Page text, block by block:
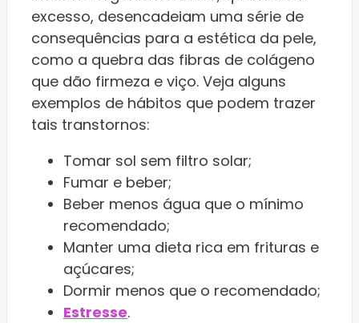
excesso, desencadeiam uma série de
consequências para a estética da pele,
como a quebra das fibras de colágeno
que dão firmeza e viço. Veja alguns
exemplos de hábitos que podem trazer
tais transtornos:
Tomar sol sem filtro solar;
Fumar e beber;
Beber menos água que o mínimo
recomendado;
Manter uma dieta rica em frituras e
açúcares;
Dormir menos que o recomendado;
Estresse.